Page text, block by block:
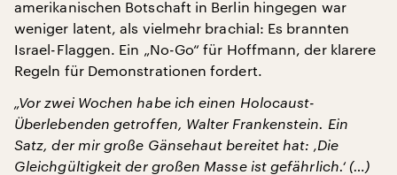
amerikanischen Botschaft in Berlin hingegen war
weniger latent, als vielmehr brachial: Es brannten
Israel-Flaggen. Ein „No-Go“ für Hoffmann, der klarere
Regeln für Demonstrationen fordert.
„Vor zwei Wochen habe ich einen Holocaust-
Überlebenden getroffen, Walter Frankenstein. Ein
Satz, der mir große Gänsehaut bereitet hat: ‚Die
Gleichgültigkeit der großen Masse ist gefährlich.‘ (…)